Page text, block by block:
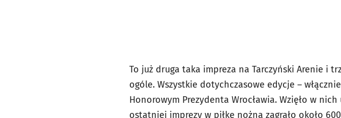
To już druga taka impreza na Tarczyński Arenie i
ogóle. Wszystkie dotychczasowe edycje –
Honorowym Prezydenta Wrocławia. Wzięło w
ostatniej imprezy w piłkę nożną zagrało około